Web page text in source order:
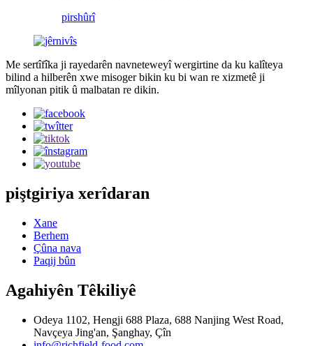
pirshûrî
Me sertîfîka ji rayedarên navneteweyî wergirtine da ku kalîteya
bilind a hilberên xwe misoger bikin ku bi wan re xizmetê ji
mîlyonan pitik û malbatan re dikin.
piştgiriya xerîdaran
Xane
Berhem
Çûna nava
Paqij bûn
Agahiyên Têkiliyê
Odeya 1102, Hengji 688 Plaza, 688 Nanjing West Road,
Navçeya Jing'an, Şanghay, Çîn